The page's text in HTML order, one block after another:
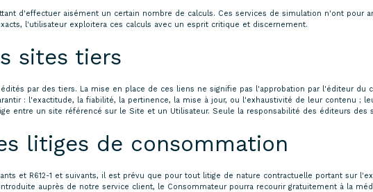
d'effectuer aisément un certain nombre de calculs. Ces services de simulation n'ont pour
l'utilisateur exploitera ces calculs avec un esprit critique et discernement.
sites tiers
par des tiers. La mise en place de ces liens ne signifie pas l'approbation par l'éditeur du
: l'exactitude, la fiabilité, la pertinence, la mise à jour, ou l'exhaustivité de leur contenu ;
entre un site référencé sur le Site et un Utilisateur. Seule la responsabilité des éditeurs des
litiges de consommation
et R612-1 et suivants, il est prévu que pour tout litige de nature contractuelle portant sur
auprès de notre service client, le Consommateur pourra recourir gratuitement à la